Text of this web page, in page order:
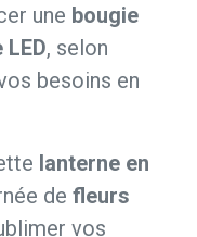
une bougie
, selon
besoins en
lanterne en
de fleurs
vos